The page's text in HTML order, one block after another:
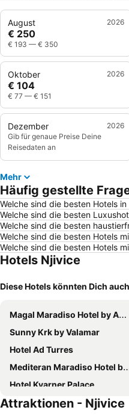
August 2026
€ 250
€ 193 — € 350
Oktober 2026
€ 104
€ 77 — € 151
Dezember
2026
Gib für genaue Preise Deine
Reisedaten an
Mehr
Häufig gestellte
Welche sind die besten Hotels in
Welche sind die besten
Welche sind die besten
Welche sind die besten Hotels
Welche sind die besten Hotels
Hotels Njivice
Diese Hotels könnten Dich
Magal Maradiso Hotel by Aminess
Sunny Krk by Valamar
Hotel Ad Turres
Mediteran Maradiso Hotel by Aminess
Hotel Kvarner Palace
Hotel Crikvenica
Attraktionen - Njivice